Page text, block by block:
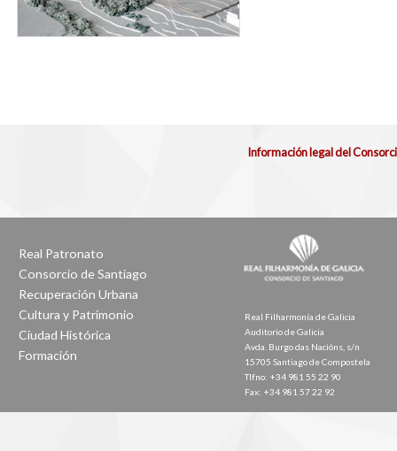
Información legal del
Real Patronato
Consorcio de Santiago
Recuperación Urbana
Cultura y Patrimonio
Ciudad Histórica
Formación
Real Filharmonía de Galicia
Auditorio de Galicia
Avda. Burgo das Nacións, s/n
15705 Santiago de Compostela
Tlfno: +34 981 55 22 90
Fax: +34 981 57 22 92